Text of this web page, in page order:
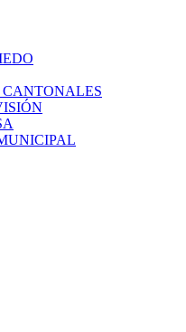
CANTONALES